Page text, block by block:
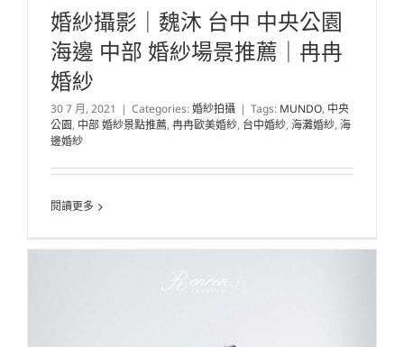
婚紗攝影｜魏沐 台中 中央公園
海邊 中部 婚紗場景推薦｜冉冉
婚紗
30 7 月, 2021 | Categories:婚紗拍攝 | Tags: MUNDO, 中央
公園, 中部 婚紗景點推薦, 冉冉歐美婚紗, 台中婚紗, 海灘婚紗, 海
邊婚紗
閱讀更多